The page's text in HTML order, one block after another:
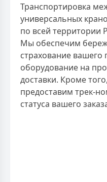
Транспортировка
универсальных
по всей территории
Мы обеспечим
страхование вашего
оборудование на
доставки. Кроме
предоставим трек-
статуса вашего